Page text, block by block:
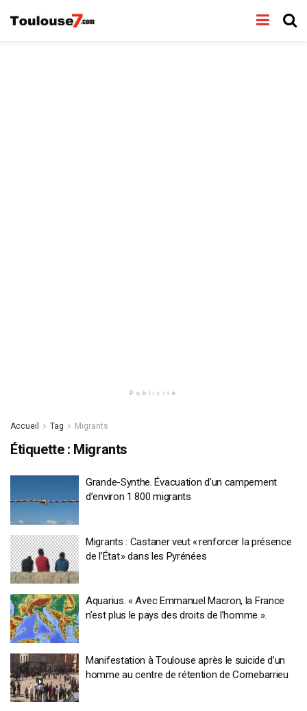
Publicité
Accueil Tag Migrants
Étiquette : Migrants
Grande-Synthe. Évacuation d’un campement
d’environ 1 800 migrants
Migrants : Castaner veut « renforcer la présence
de l’État » dans les Pyrénées
Aquarius. « Avec Emmanuel Macron, la France
n’est plus le pays des droits de l’homme ».
Manifestation à Toulouse après le suicide d’un
homme au centre de rétention de Cornebarrieu